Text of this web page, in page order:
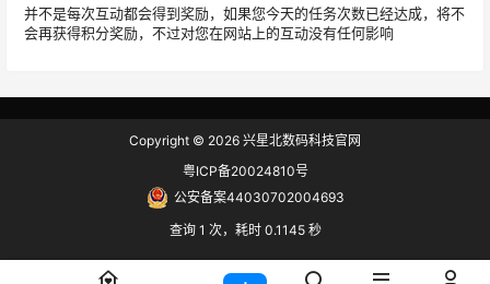
并不是每次互动都会得到奖励，如果您今天的任务次数已经达成，将不
会再获得积分奖励，不过对您在网站上的互动没有任何影响
Copyright © 2026 兴星北数码科技官网
粤ICP备20024810号
公安备案44030702004693
查询 1 次，耗时 0.1145 秒